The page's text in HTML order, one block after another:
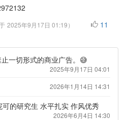
2025年9月17日 01:19）
11
一切形式的商业广告。😅
2025年9月17日 04:01
2026年1月14日 14:31
的研究生 水平扎实 作风优秀
2026年6月4日 14:30